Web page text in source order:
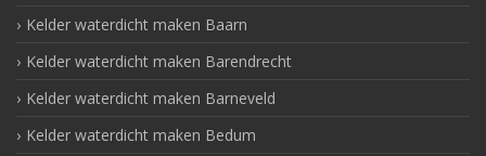
Kelder waterdicht maken Baarn
Kelder waterdicht maken Barendrecht
Kelder waterdicht maken Barneveld
Kelder waterdicht maken Bedum